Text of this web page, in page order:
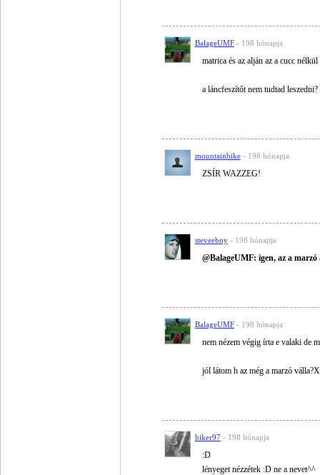
BalageUMF - 198 hónapja
matrica és az alján az a cucc
a láncfeszítőt nem tudtad leszedni?
mountainbike - 198 hónapja
ZSÍR WAZZEG!
steveeboy - 198 hónapja
@BalageUMF: igen, az a
BalageUMF - 198 hónapja
nem nézem végig írta e valaki de
jól látom h az még a marzó
biker97 - 198 hónapja
:D
lényeget nézzétek :D ne a nevet^^